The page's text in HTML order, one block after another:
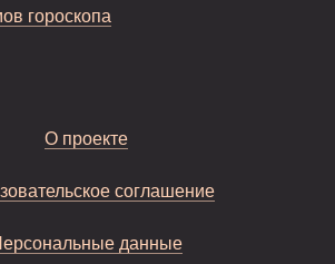
гороскопа
О проекте
соглашение
данные